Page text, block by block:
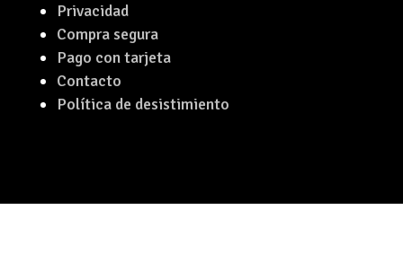
Privacidad
Compra segura
Pago con tarjeta
Contacto
Política de desistimiento